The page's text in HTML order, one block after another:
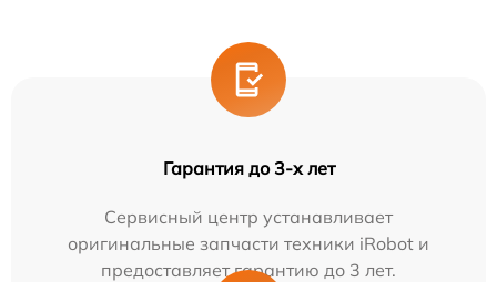
Гарантия до 3-х лет
Сервисный центр устанавливает
оригинальные запчасти техники iRobot и
предоставляет гарантию до 3 лет.